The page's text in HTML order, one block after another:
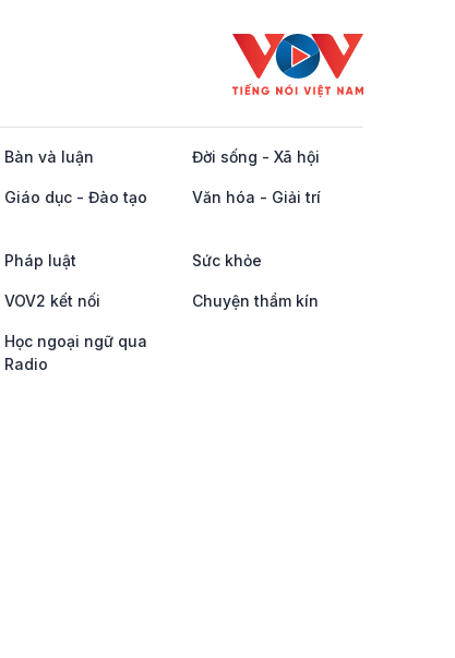
Bàn và luận Đời sống - Xã hội
Giáo dục - Đào tạo Văn hóa - Giải trí
Pháp luật Sức khỏe
VOV2 kết nối Chuyện thầm kín
Học ngoại ngữ qua
Radio